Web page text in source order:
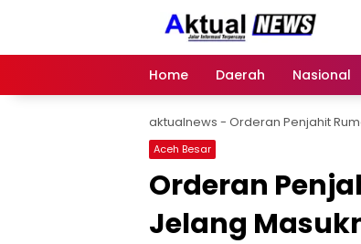
Home Daerah Nasional
aktualnews - Orderan Penjahit
Aceh Besar
Orderan
Jelang